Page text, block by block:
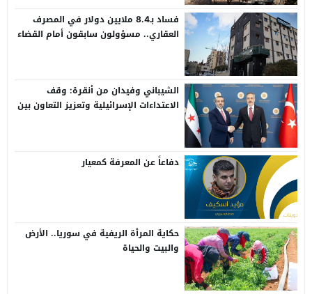
فساد بـ8.4 ملايين دولار في المصرف
العقاري.. مسؤولون سابقون أمام القضاء
الشيباني وفيدان من أنقرة: وقف
الاعتداءات الإسرائيلية وتعزيز التعاون بين
دفاعاً عن المعرفة كمعيار
حكاية المرأة الريفية في سوريا.. الأرض
والبيت والحياة